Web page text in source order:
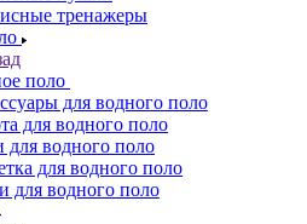
тренажеры
поло
для водного поло
для водного поло
для водного поло
для водного поло
для водного поло